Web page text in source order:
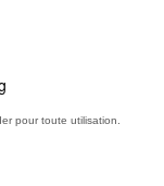
pour toute utilisation.